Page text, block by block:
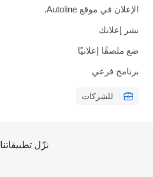
الإعلان في موقع Autoline.
نشر إعلانك
ضع ملصقًا إعلانيًا
برنامج فرعي
للشركات
نزّل تطبيقاتنا